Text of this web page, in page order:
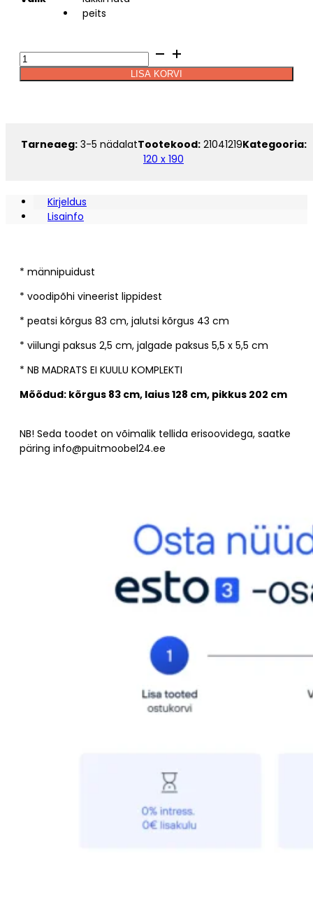
peits
Voodi
JASS
120
LISA KORVI
Tarneaeg:3-5 nädalatTootekood: 21041219Kategooria:
120 x 190
Kirjeldus
Lisainfo
* männipuidust
* voodipõhi vineerist lippidest
* peatsi kõrgus 83 cm, jalutsi kõrgus 43 cm
* viilungi paksus 2,5 cm, jalgade paksus 5,5 x 5,5 cm
* NB MADRATS EI KUULU KOMPLEKTI
Mõõdud: kõrgus 83 cm, laius 128 cm, pikkus 202 cm
NB! Seda toodet on võimalik tellida erisoovidega, saatke
päring info@puitmoobel24.ee